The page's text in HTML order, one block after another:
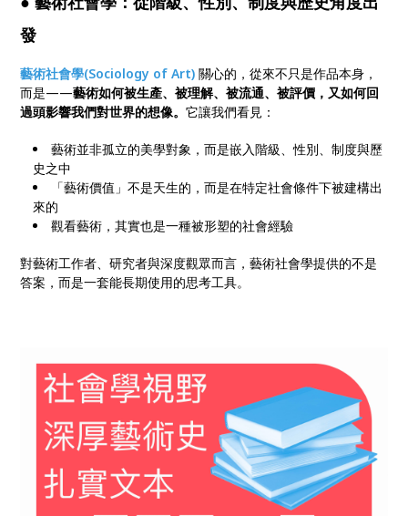
發
藝術社會學(Sociology of Art)關心的，從來不只是作品本身，
而是——藝術如何被生產、被理解、被流通、被評價，又如何回
過頭影響我們對世界的想像。它讓我們看見：
藝術並非孤立的美學對象，而是嵌入階級、性別、制度與歷
史之中
「藝術價值」不是天生的，而是在特定社會條件下被建構出
來的
觀看藝術，其實也是一種被形塑的社會經驗
對藝術工作者、研究者與深度觀眾而言，藝術社會學提供的不是
答案，而是一套能長期使用的思考工具。